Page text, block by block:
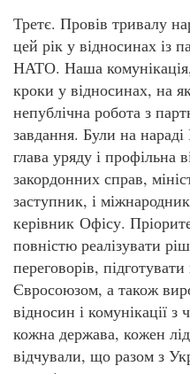
Третє. Провів тривалу
цей рік у відносинах із
НАТО. Наша
кроки у відносинах, на
непублічна робота з
завдання. Були на
глава уряду і профільна
закордонних справ,
заступник, і
керівник Офісу.
повністю реалізувати
переговорів,
Євросоюзом, а також
відносин і комунікації
кожна держава, кожен
відчували, що разом з